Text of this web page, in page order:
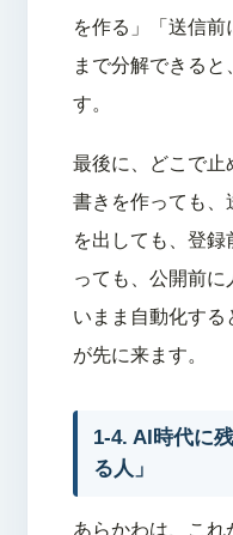
を作る」「送信前
まで分解できると
す。
最後に、どこで止
書きを作っても、
を出しても、登
っても、公開前
いまま自動化する
が先に来ます。
1-4. AI時代に
る人」
あらかわは、こ